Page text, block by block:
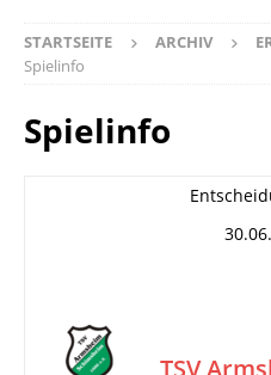
STARTSEITE ARCHIV
Spielinfo
Spielinfo
TSV